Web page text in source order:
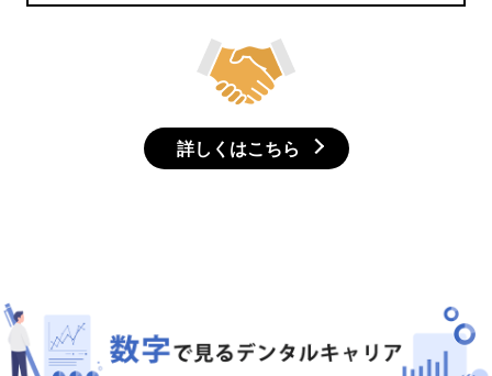
詳しくはこちら